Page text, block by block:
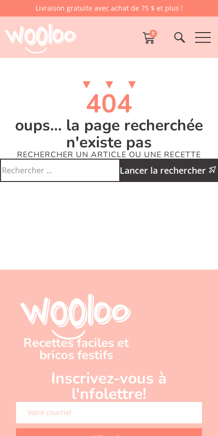
Livraison gratuite avec achat de 75 $ et plus !
0
404
oups... la page recherchée
n'existe pas
RECHERCHER UN ARTICLE OU UNE RECETTE
Lancer la rechercher
Recettes faciles et
bricos festifs
Inscrivez-vous à
l'nfolettre!